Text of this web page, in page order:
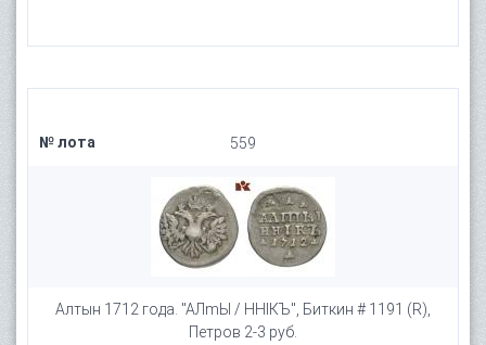
№ лота 559
Алтын 1712 года. "АЛmЫ / ННIКЪ", Биткин # 1191 (R),
Петров 2-3 руб.